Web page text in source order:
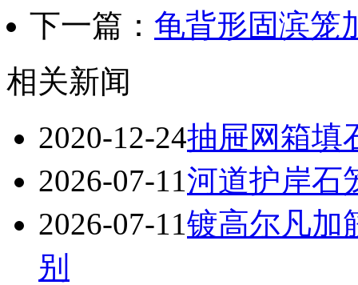
下一篇： 龟背形固滨笼
相关新闻
2020-12-24抽屉网箱填
2026-07-11河道护岸石
2026-07-11镀高尔凡加
别